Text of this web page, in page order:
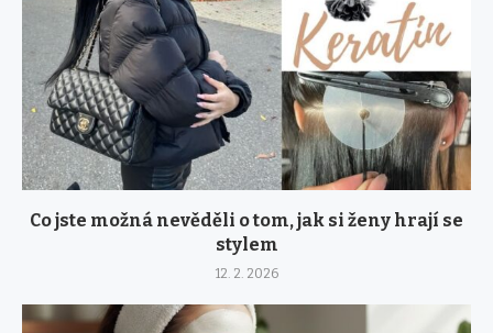
Co jste možná nevěděli o tom, jak si ženy hrají se
stylem
12. 2. 2026